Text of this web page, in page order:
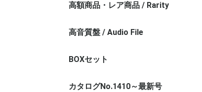
高額商品・レア商品 / Rarity
高音質盤 / Audio File
BOXセット
カタログNo.1410～最新号